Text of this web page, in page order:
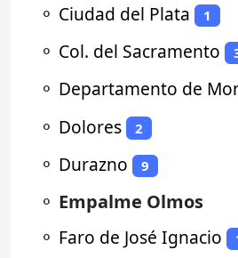
⚬ Ciudad del Plata 1
⚬ Col. del Sacramento
⚬ Departamento de
⚬ Dolores 2
⚬ Durazno 9
⚬ Empalme Olmos
⚬ Faro de José Ignacio